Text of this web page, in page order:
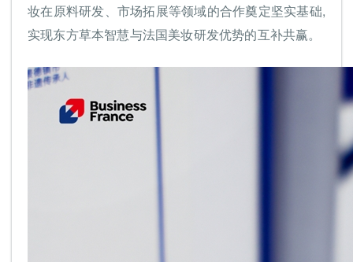
妆在原料研发、市场拓展等领域的合作奠定坚实基础,
实现东方草本智慧与法国美妆研发优势的互补共赢。